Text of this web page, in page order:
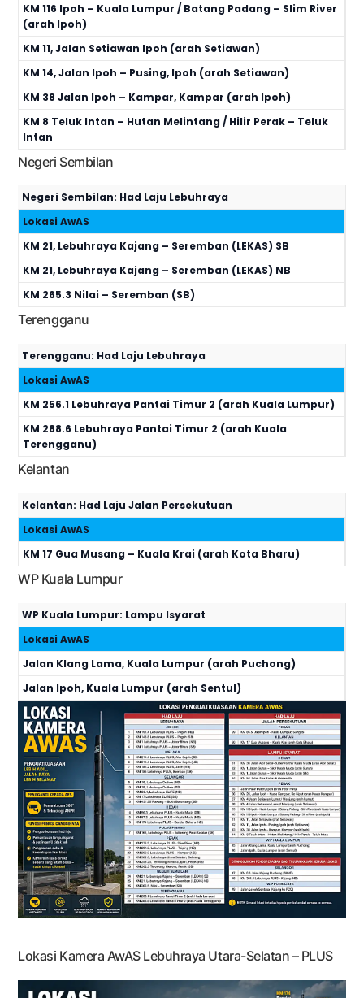
KM 116 Ipoh – Kuala Lumpur / Batang Padang – Slim River
(arah Ipoh)
KM 11, Jalan Setiawan Ipoh (arah Setiawan)
KM 14, Jalan Ipoh – Pusing, Ipoh (arah Setiawan)
KM 38 Jalan Ipoh – Kampar, Kampar (arah Ipoh)
KM 8 Teluk Intan – Hutan Melintang / Hilir Perak – Teluk
Intan
Negeri Sembilan
Negeri Sembilan: Had Laju Lebuhraya
Lokasi AwAS
KM 21, Lebuhraya Kajang – Seremban (LEKAS) SB
KM 21, Lebuhraya Kajang – Seremban (LEKAS) NB
KM 265.3 Nilai – Seremban (SB)
Terengganu
Terengganu: Had Laju Lebuhraya
Lokasi AwAS
KM 256.1 Lebuhraya Pantai Timur 2 (arah Kuala Lumpur)
KM 288.6 Lebuhraya Pantai Timur 2 (arah Kuala
Terengganu)
Kelantan
Kelantan: Had Laju Jalan Persekutuan
Lokasi AwAS
KM 17 Gua Musang – Kuala Krai (arah Kota Bharu)
WP Kuala Lumpur
WP Kuala Lumpur: Lampu Isyarat
Lokasi AwAS
Jalan Klang Lama, Kuala Lumpur (arah Puchong)
Jalan Ipoh, Kuala Lumpur (arah Sentul)
Lokasi Kamera AwAS Lebuhraya Utara-Selatan – PLUS